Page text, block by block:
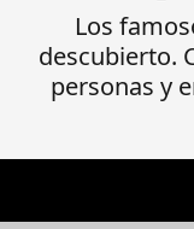
Los
descubierto.
personas y